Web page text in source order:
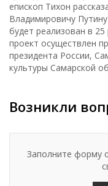
епископ Тихон
Владимировичу
будет реализован в
проект осуществлен
президента России,
культуры Самарской
Возникли
Заполните форму